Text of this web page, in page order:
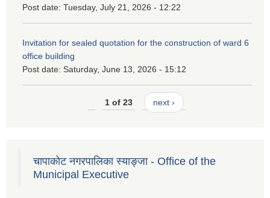
Post date: Tuesday, July 21, 2026 - 12:22
Invitation for sealed quotation for the construction of ward 6
office building
Post date: Saturday, June 13, 2026 - 15:12
1 of 23 next ›
चापाकोट नगरपालिका स्याङ्जा - Office of the
Municipal Executive